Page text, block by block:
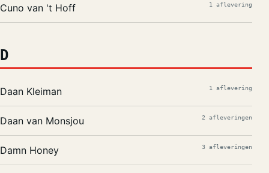
Cuno van 't Hoff 1 aflevering
D
Daan Kleiman 1 aflevering
Daan van Monsjou 2 afleveringen
Damn Honey 3 afleveringen